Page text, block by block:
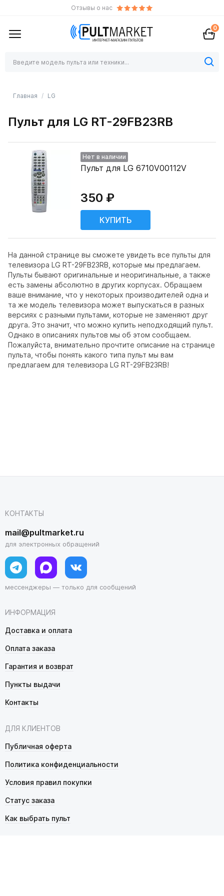
Отзывы о нас
0
Главная LG
Пульт для LG RT-29FB23RB
На данной странице вы сможете увидеть все пульты для
телевизора LG RT-29FB23RB, которые мы предлагаем.
Пульты бывают оригинальные и неоригинальные, а также
есть замены абсолютно в других корпусах. Обращаем
ваше внимание, что у некоторых производителей одна и
та же модель телевизора может выпускаться в разных
версиях с разными пультами, которые не заменяют друг
друга. Это значит, что можно купить неподходящий пульт.
Однако в описаниях пультов мы об этом сообщаем.
Пожалуйста, внимательно прочтите описание на странице
пульта, чтобы понять какого типа пульт мы вам
предлагаем для телевизора LG RT-29FB23RB!
Нет в наличии
Пульт для LG 6710V00112V
350 ₽
ИНФОРМАЦИЯ
Доставка и оплата
Оплата заказа
Гарантия и возврат
Пункты выдачи
Контакты
ДЛЯ КЛИЕНТОВ
Публичная оферта
Политика конфиденциальности
Условия правил покупки
Статус заказа
Как выбрать пульт
КОНТАКТЫ
mail@pultmarket.ru
для электронных обращений
мессенджеры — только для сообщений